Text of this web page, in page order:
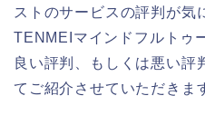
ストのサービスの評判が気
TENMEIマインドフルトゥ
良い評判、もしくは悪い評
てご紹介させていただきま